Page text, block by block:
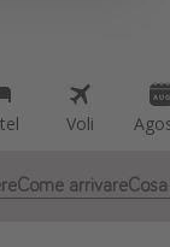
Voli
Come arrivare